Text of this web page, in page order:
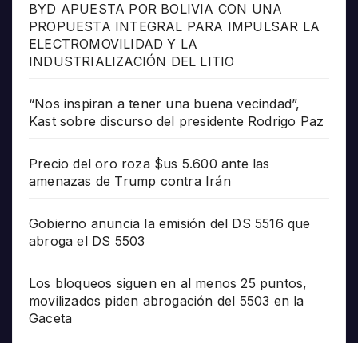
BYD APUESTA POR BOLIVIA CON UNA
PROPUESTA INTEGRAL PARA IMPULSAR LA
ELECTROMOVILIDAD Y LA
INDUSTRIALIZACIÓN DEL LITIO
“Nos inspiran a tener una buena vecindad”,
Kast sobre discurso del presidente Rodrigo Paz
Precio del oro roza $us 5.600 ante las
amenazas de Trump contra Irán
Gobierno anuncia la emisión del DS 5516 que
abroga el DS 5503
Los bloqueos siguen en al menos 25 puntos,
movilizados piden abrogación del 5503 en la
Gaceta